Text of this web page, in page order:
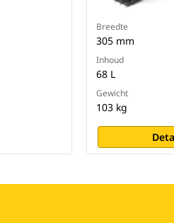
Breedte
305 mm
Inhoud
68 L
Gewicht
103 kg